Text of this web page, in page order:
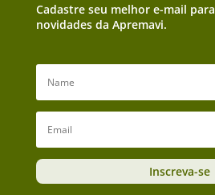
Cadastre seu melhor e-mail
novidades da Apremavi.
Inscreva-se